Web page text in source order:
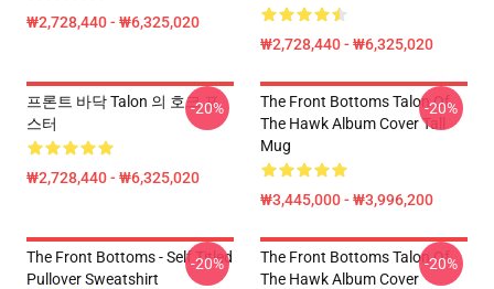
₩2,728,440 - ₩6,325,020
₩2,728,440 - ₩6,325,020
프론트 바닥 Talon 의 호크 포
스터
₩2,728,440 - ₩6,325,020
-20%
The Front Bottoms Talon Of
The Hawk Album Cover Tall
Mug
₩3,445,000 - ₩3,996,200
-20%
The Front Bottoms - Self Titled
Pullover Sweatshirt
-20%
The Front Bottoms Talon Of
The Hawk Album Cover
-20%